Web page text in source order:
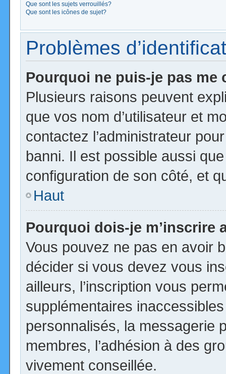
Que sont les sujets verrouillés?
Que sont les icônes de sujet?
Problèmes
Pourquoi ne puis-je pas me
Plusieurs raisons peuvent
que vos nom d’utilisateur et
contactez l’administrateur
banni. Il est possible aussi
configuration de son côté, et
Haut
Pourquoi dois-je m’inscrire
Vous pouvez ne pas en avoir
décider si vous devez vous
ailleurs, l’inscription vous
supplémentaires
personnalisés, la messagerie
membres, l’adhésion à des
vivement conseillée.